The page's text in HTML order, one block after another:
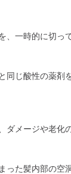
、一時的に切っ
同じ酸性の薬剤
ダメージや老化
った髪内部の空